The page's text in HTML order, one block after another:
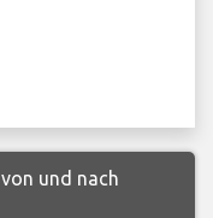
und nach